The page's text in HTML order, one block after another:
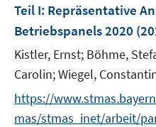
Teil I: Repräsentative
Betriebspanels 2020
Kistler, Ernst; Böhme,
Carolin;Wiegel,
https://
mas/stmas_inet/arbeit/